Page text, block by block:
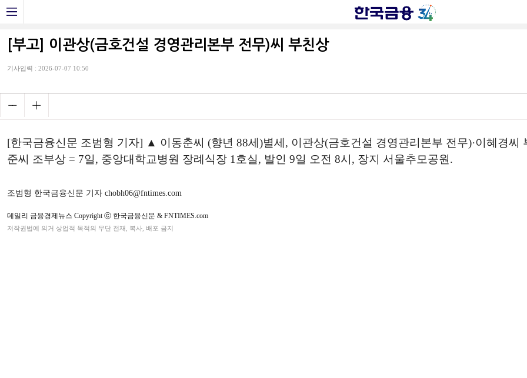
[부고] 이관상(금호건설 경영관리본부 전무)씨 부친상
기사입력 : 2026-07-07 10:50
[한국금융신문 조범형 기자] ▲ 이동춘씨 (향년 88세)별세, 이관상(금호건설 경영관리본부 전무)·이혜경씨
준씨 조부상 = 7일, 중앙대학교병원 장례식장 1호실, 발인 9일 오전 8시, 장지 서울추모공원.
조범형 한국금융신문 기자 chobh06@fntimes.com
데일리 금융경제뉴스 Copyright ⓒ 한국금융신문 & FNTIMES.com
저작권법에 의거 상업적 목적의 무단 전재, 복사, 배포 금지